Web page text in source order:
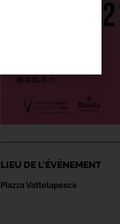
LIEU DE L'ÉVÉNEMENT
Piazza Vattelapesca